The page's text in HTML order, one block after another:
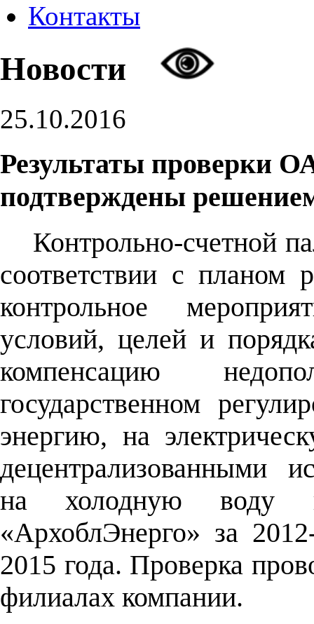
Контакты
Новости
25.10.2016
Результаты проверки
подтверждены
Контрольно-счетной
соответствии с планом
контрольное
условий, целей и
компенсацию
государственном
энергию, на
децентрализованными
на холодную воду
«АрхоблЭнерго» за
2015 года. Проверка
филиалах компании.